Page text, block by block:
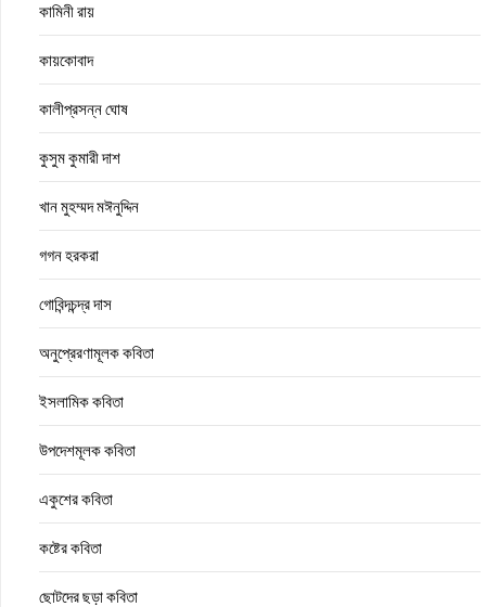
কামিনী রায়
কায়কোবাদ
কালীপ্রসন্ন ঘোষ
কুসুম কুমারী দাশ
খান মুহম্মদ মঈনুদ্দিন
গগন হরকরা
গোবিন্দচন্দ্র দাস
অনুপ্রেরণামূলক কবিতা
ইসলামিক কবিতা
উপদেশমূলক কবিতা
একুশের কবিতা
কষ্টের কবিতা
ছোটদের ছড়া কবিতা